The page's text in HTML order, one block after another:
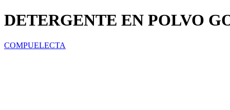
DETERGENTE EN POLVO
COMPUELECTA